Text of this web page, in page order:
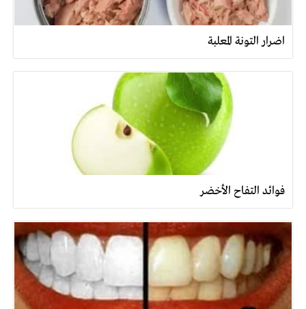
اضرار التونة المعلبة
فوائد التفاح الأخضر